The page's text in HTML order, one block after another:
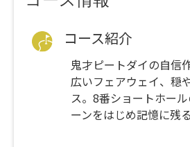
コース紹介
鬼才ピートダイの自信作
広いフェアウェイ、穏
ス。8番ショートホー
ーンをはじめ記憶に残